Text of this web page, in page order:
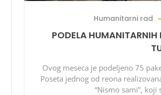
Humanitarni rad
PODELA
Ovog meseca je podeljeno 75
Poseta jednog od reona
“Nismo sami”,